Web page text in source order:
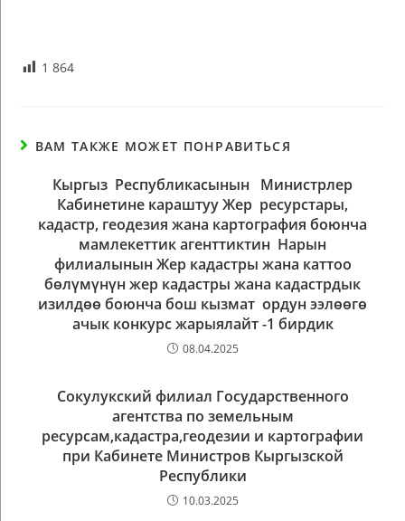
1 864
ВАМ ТАКЖЕ МОЖЕТ ПОНРАВИТЬСЯ
Кыргыз Республикасынын Министрлер
Кабинетине караштуу Жер ресурстары,
кадастр, геодезия жана картография боюнча
мамлекеттик агенттиктин Нарын
филиалынын Жер кадастры жана каттоо
бөлүмүнүн жер кадастры жана кадастрдык
изилдөө боюнча бош кызмат ордун ээлөөгө
ачык конкурс жарыялайт -1 бирдик
08.04.2025
Сокулукский филиал Государственного
агентства по земельным
ресурсам,кадастра,геодезии и картографии
при Кабинете Министров Кыргызской
Республики
10.03.2025